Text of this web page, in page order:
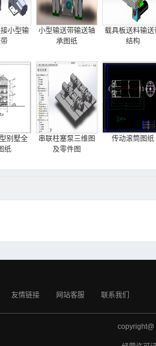
小型输
小型输送带输送轴
承图纸
载具板送料输送
结构
别墅全
纸
串联柱塞泵三维图
及零件图
传动滚筒图纸
友情链接 网站客服 联系我们